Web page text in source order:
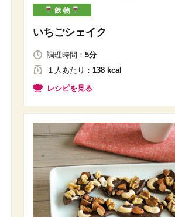
飲 物
いちごシェイク
調理時間： 5分
１人 あたり ： 138 kcal
レシピを見る